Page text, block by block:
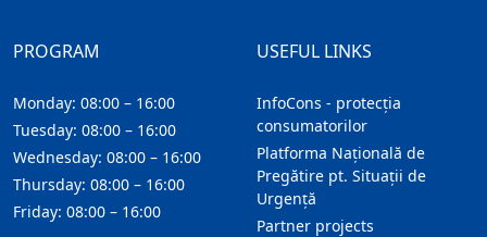
USEFUL LINKS
InfoCons - protecția
consumatorilor
Platforma Națională de
Pregătire pt. Situații de
Urgență
Partner projects
PROGRAM
Monday: 08:00 – 16:00
Tuesday: 08:00 – 16:00
Wednesday: 08:00 – 16:00
Thursday: 08:00 – 16:00
Friday: 08:00 – 16:00